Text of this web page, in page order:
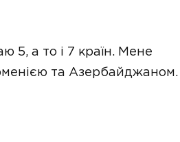
5, а то і 7 країн. Мене
та Азербайджаном. І